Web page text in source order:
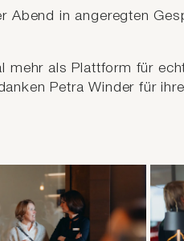
Abend in angeregten
mehr als Plattform für
Petra Winder für